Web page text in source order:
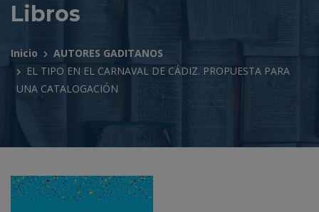
Libros
Inicio
AUTORES GADITANOS
EL TIPO EN EL CARNAVAL DE CÁDIZ. PROPUESTA PARA
UNA CATALOGACIÓN